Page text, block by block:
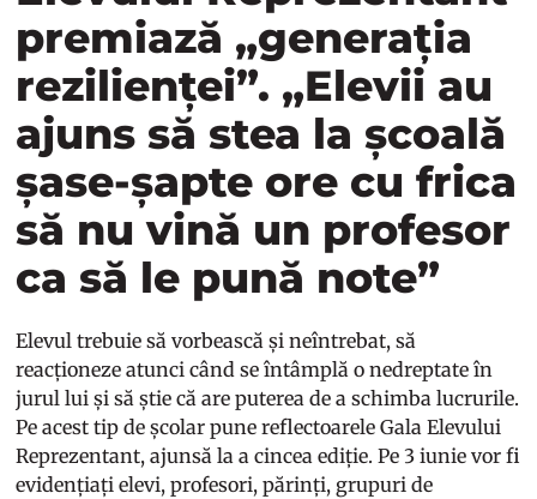
premiază „generația
rezilienței”. „Elevii au
ajuns să stea la școală
șase-șapte ore cu frica
să nu vină un profesor
ca să le pună note”
Elevul trebuie să vorbească și neîntrebat, să
reacționeze atunci când se întâmplă o nedreptate în
jurul lui și să știe că are puterea de a schimba lucrurile.
Pe acest tip de școlar pune reflectoarele Gala Elevului
Reprezentant, ajunsă la a cincea ediție. Pe 3 iunie vor fi
evidențiați elevi, profesori, părinți, grupuri de